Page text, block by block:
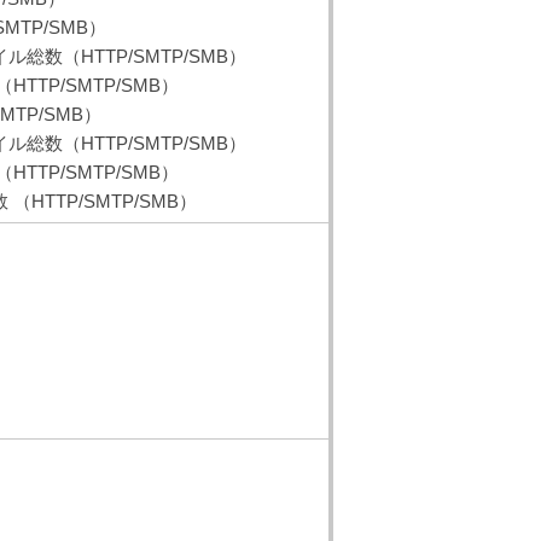
SMB）
総数（HTTP/SMTP/SMB）
HTTP/SMTP/SMB）
SMB）
総数（HTTP/SMTP/SMB）
HTTP/SMTP/SMB）
（HTTP/SMTP/SMB）